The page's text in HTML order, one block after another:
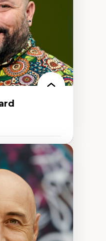
urbain
décolonisation des
– processus
–
et conscience
– ludification et
matières –
et langage